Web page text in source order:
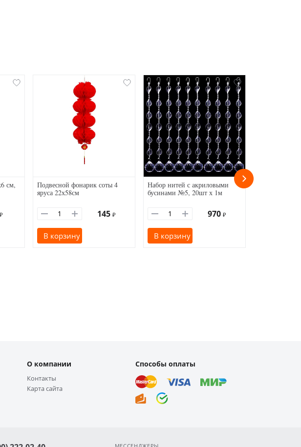
см,
₽
Подвесной фонарик соты 4
яруса 22х58см
145 ₽
В корзину
Набор нитей с акриловыми
бусинами №5, 20шт х 1м
970 ₽
В корзину
О компании
Контакты
Карта сайта
Способы оплаты